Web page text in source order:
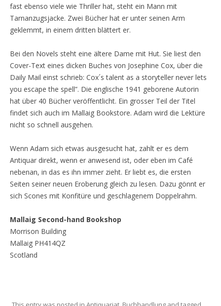
fast ebenso viele wie Thriller hat, steht ein Mann mit
Tarnanzugsjacke. Zwei Bücher hat er unter seinen Arm
geklemmt, in einem dritten blättert er.
Bei den Novels steht eine ältere Dame mit Hut. Sie liest den
Cover-Text eines dicken Buches von Josephine Cox, über die
Daily Mail einst schrieb: Cox´s talent as a storyteller never lets
you escape the spell”. Die englische 1941 geborene Autorin
hat über 40 Bücher veröffentlicht. Ein grosser Teil der Titel
findet sich auch im Mallaig Bookstore. Adam wird die Lektüre
nicht so schnell ausgehen.
Wenn Adam sich etwas ausgesucht hat, zahlt er es dem
Antiquar direkt, wenn er anwesend ist, oder eben im Café
nebenan, in das es ihn immer zieht. Er liebt es, die ersten
Seiten seiner neuen Eroberung gleich zu lesen. Dazu gönnt er
sich Scones mit Konfitüre und geschlagenem Doppelrahm.
Mallaig Second-hand Bookshop
Morrison Building
Mallaig PH414QZ
Scotland